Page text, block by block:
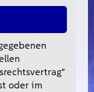
oder im